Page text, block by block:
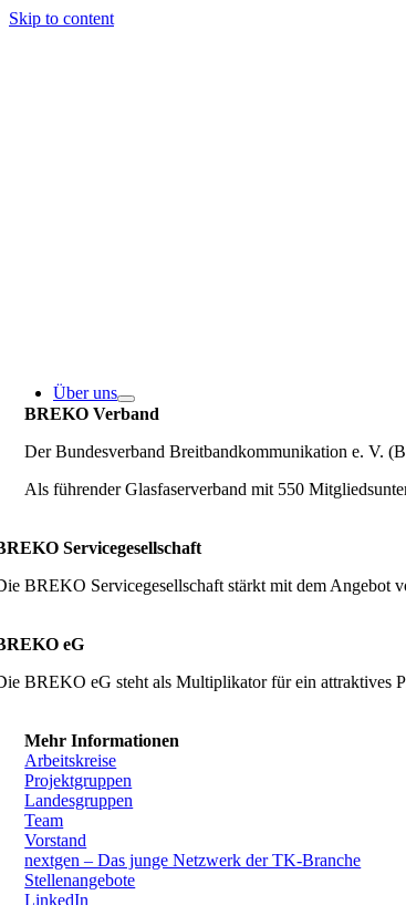
Skip to content
Über uns
BREKO Verband
Der Bundesverband Breitbandkommunikation e. V.
Als führender Glasfaserverband mit 550
Servicegesellschaft
BREKO Servicegesellschaft stärkt mit dem Angebot
eG
BREKO eG steht als Multiplikator für ein attraktives
Mehr Informationen
Arbeitskreise
Projektgruppen
Landesgruppen
Team
Vorstand
nextgen – Das junge Netzwerk der TK-Branche
Stellenangebote
LinkedIn